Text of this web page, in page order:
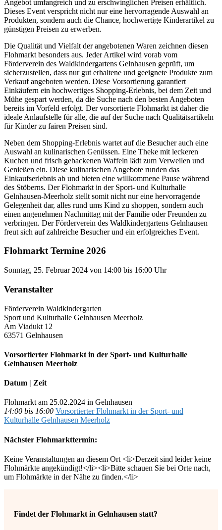
Angebot umfangreich und zu erschwinglichen Preisen erhältlich.
Dieses Event verspricht nicht nur eine hervorragende Auswahl an
Produkten, sondern auch die Chance, hochwertige Kinderartikel zu
günstigen Preisen zu erwerben.
Die Qualität und Vielfalt der angebotenen Waren zeichnen diesen
Flohmarkt besonders aus. Jeder Artikel wird vorab vom
Förderverein des Waldkindergartens Gelnhausen geprüft, um
sicherzustellen, dass nur gut erhaltene und geeignete Produkte zum
Verkauf angeboten werden. Diese Vorsortierung garantiert
Einkäufern ein hochwertiges Shopping-Erlebnis, bei dem Zeit und
Mühe gespart werden, da die Suche nach den besten Angeboten
bereits im Vorfeld erfolgt. Der vorsortierte Flohmarkt ist daher die
ideale Anlaufstelle für alle, die auf der Suche nach Qualitätsartikeln
für Kinder zu fairen Preisen sind.
Neben dem Shopping-Erlebnis wartet auf die Besucher auch eine
Auswahl an kulinarischen Genüssen. Eine Theke mit leckeren
Kuchen und frisch gebackenen Waffeln lädt zum Verweilen und
Genießen ein. Diese kulinarischen Angebote runden das
Einkaufserlebnis ab und bieten eine willkommene Pause während
des Stöberns. Der Flohmarkt in der Sport- und Kulturhalle
Gelnhausen-Meerholz stellt somit nicht nur eine hervorragende
Gelegenheit dar, alles rund ums Kind zu shoppen, sondern auch
einen angenehmen Nachmittag mit der Familie oder Freunden zu
verbringen. Der Förderverein des Waldkindergartens Gelnhausen
freut sich auf zahlreiche Besucher und ein erfolgreiches Event.
Flohmarkt Termine 2026
Sonntag, 25. Februar 2024 von 14:00 bis 16:00 Uhr
Veranstalter
Förderverein Waldkindergarten
Sport und Kulturhalle Gelnhausen Meerholz
Am Viadukt 12
63571 Gelnhausen
Vorsortierter Flohmarkt in der Sport- und Kulturhalle
Gelnhausen Meerholz
Datum | Zeit
Flohmarkt am 25.02.2024 in Gelnhausen
14:00 bis 16:00 Vorsortierter Flohmarkt in der Sport- und
Kulturhalle Gelnhausen Meerholz
Nächster Flohmarkttermin:
Keine Veranstaltungen an diesem Ort <li>Derzeit sind leider keine
Flohmärkte angekündigt!</li><li>Bitte schauen Sie bei Orte nach,
um Flohmärkte in der Nähe zu finden.</li>
Findet der Flohmarkt in Gelnhausen statt?